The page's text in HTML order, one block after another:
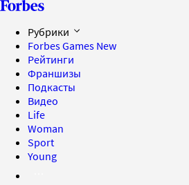
Рубрики
Forbes Games New
Рейтинги
Франшизы
Подкасты
Видео
Life
Woman
Sport
Young